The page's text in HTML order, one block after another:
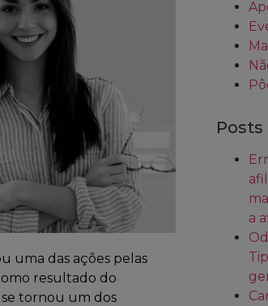
uma das ações pelas
resultado do
se tornou um dos
a